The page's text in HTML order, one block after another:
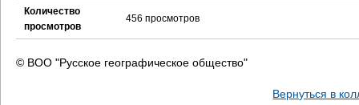
Количество
просмотров
456 просмотров
© ВОО "Русское географическое общество"
Вернуться в